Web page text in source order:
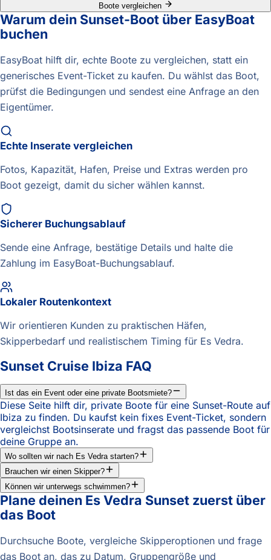
Boote vergleichen
Warum dein Sunset-Boot über EasyBoat
buchen
EasyBoat hilft dir, echte Boote zu vergleichen, statt ein
generisches Event-Ticket zu kaufen. Du wählst das Boot,
prüfst die Bedingungen und sendest eine Anfrage an den
Eigentümer.
Echte Inserate vergleichen
Fotos, Kapazität, Hafen, Preise und Extras werden pro
Boot gezeigt, damit du sicher wählen kannst.
Sicherer Buchungsablauf
Sende eine Anfrage, bestätige Details und halte die
Zahlung im EasyBoat-Buchungsablauf.
Lokaler Routenkontext
Wir orientieren Kunden zu praktischen Häfen,
Skipperbedarf und realistischem Timing für Es Vedra.
Sunset Cruise Ibiza FAQ
Ist das ein Event oder eine private Bootsmiete?
Diese Seite hilft dir, private Boote für eine Sunset-Route auf
Ibiza zu finden. Du kaufst kein fixes Event-Ticket, sondern
vergleichst Bootsinserate und fragst das passende Boot für
deine Gruppe an.
Wo sollten wir nach Es Vedra starten?
Brauchen wir einen Skipper?
Können wir unterwegs schwimmen?
Plane deinen Es Vedra Sunset zuerst über
das Boot
Durchsuche Boote, vergleiche Skipperoptionen und frage
das Boot an, das zu Datum, Gruppengröße und